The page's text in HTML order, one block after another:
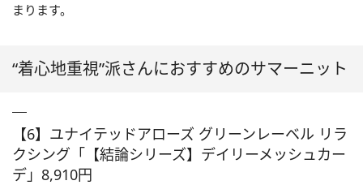
まります。
“着心地重視”派さんにおすすめのサマーニット
【6】ユナイテッドアローズ グリーンレーベル リラ
クシング「【結論シリーズ】デイリーメッシュカー
デ」8,910円